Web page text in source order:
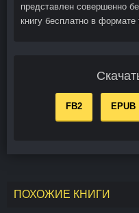
представлен совершенно
книгу бесплатно в формате
FB2 EPUB
ПОХОЖИЕ КНИГИ